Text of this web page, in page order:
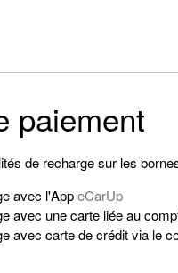
paiement
de recharge sur les
avec l'AppeCarUp
avec une carte liée au
avec carte de crédit via le